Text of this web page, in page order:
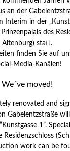
an der
Interim in der
des
Altenburg) statt.
finden Sie auf
Media-Kanälen!
We´ve moved!
renovated and
Gabelentzstraße
1”.
work can be